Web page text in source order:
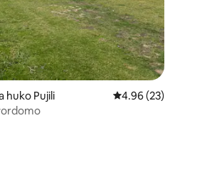
huko Pujili Ukadiriaji wa
4.96 (23)